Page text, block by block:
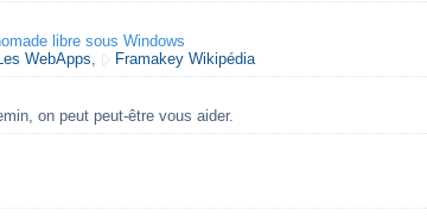
libre sous Windows
WebApps, Framakey Wikipédia
on peut peut-être vous aider.